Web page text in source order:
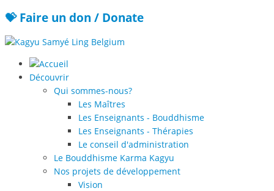
💝 Faire un don / Donate
Découvrir
Qui sommes-nous?
Les Maîtres
Les Enseignants - Bouddhisme
Les Enseignants - Thérapies
Le conseil d'administration
Le Bouddhisme Karma Kagyu
Nos projets de développement
Vision